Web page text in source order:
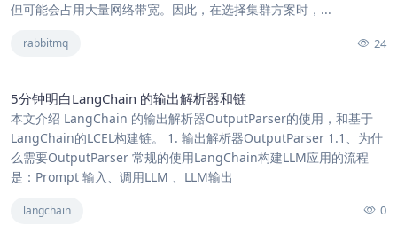
但可能会占用大量网络带宽。因此，在选择集群方案时，...
rabbitmq 24
5分钟明白LangChain 的输出解析器和链
本文介绍 LangChain 的输出解析器OutputParser的使用，和基于
LangChain的LCEL构建链。 1. 输出解析器OutputParser 1.1、为什
么需要OutputParser 常规的使用LangChain构建LLM应用的流程
是：Prompt 输入、调用LLM 、LLM输出
langchain 0